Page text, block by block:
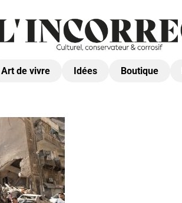
Art de vivre Idées Boutique